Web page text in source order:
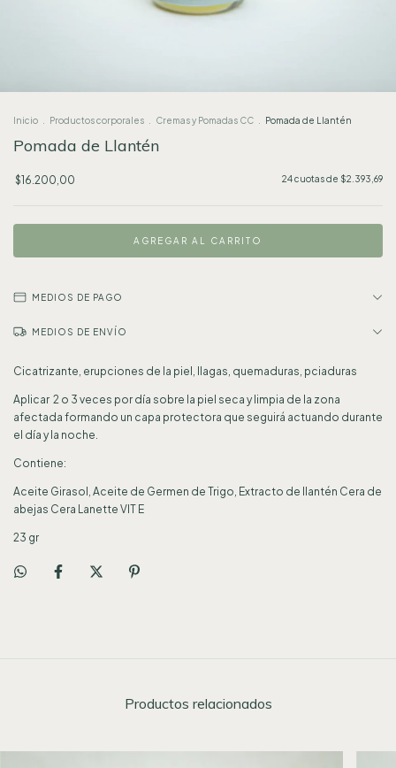
Inicio Productos corporales Cremas y Pomadas CC Pomada de Llantén
Pomada de Llantén
$16.200,00 24cuotas de $2.393,69
MEDIOS DE PAGO
MEDIOS DE ENVÍO
Cicatrizante, erupciones de la piel, llagas, quemaduras, pciaduras
Aplicar 2 o 3 veces por día sobre la piel seca y limpia de la zona
afectada formando un capa protectora que seguirá actuando durante
el día y la noche.
Contiene:
Aceite Girasol, Aceite de Germen de Trigo, Extracto de llantén Cera de
abejas Cera Lanette VIT E
23 gr
Productos relacionados